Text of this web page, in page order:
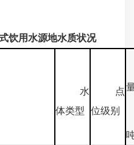
饮用水源地水质状况
水
体类型
点
位级别